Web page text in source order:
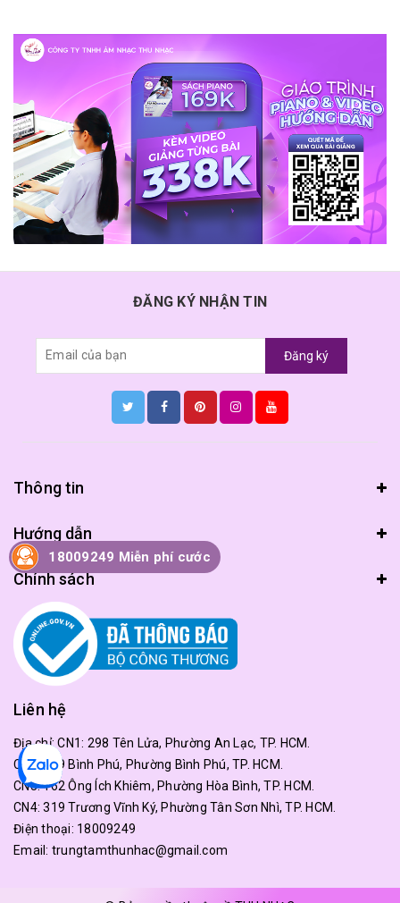
ĐĂNG KÝ NHẬN TIN
Đăng ký
Thông tin
Hướng dẫn
Chính sách
Liên hệ
Địa chỉ:CN1: 298 Tên Lửa, Phường An Lạc, TP. HCM.
CN2: 179 Bình Phú, Phường Bình Phú, TP. HCM.
CN3: 162 Ông Ích Khiêm, Phường Hòa Bình, TP. HCM.
CN4: 319 Trương Vĩnh Ký, Phường Tân Sơn Nhì, TP. HCM.
Điện thoại: 18009249
Email: trungtamthunhac@gmail.com
18009249 Miễn phí cước